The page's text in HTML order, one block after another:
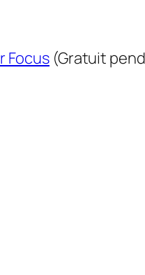
Focus (Gratuit